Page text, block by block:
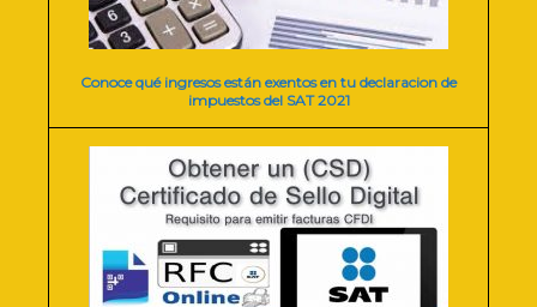
Conoce qué ingresos están exentos en tu declaracion de
impuestos del SAT 2021